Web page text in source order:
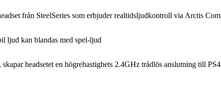
från SteelSeries som erbjuder realtidsljudkontroll via Arctis
ljud kan blandas med spel-ljud
headsetet en högrehastighets 2.4GHz trådlös anslutning till